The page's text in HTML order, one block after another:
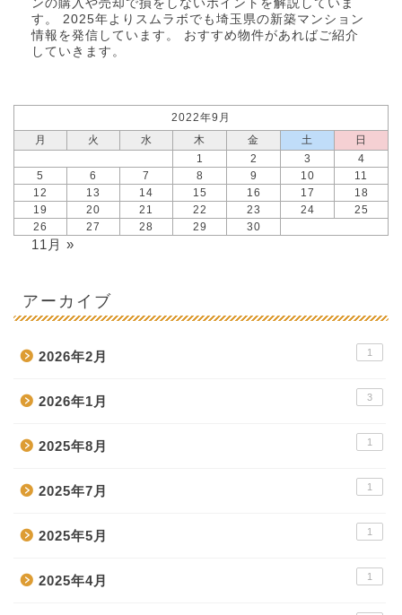
ンの購入や売却で損をしないポイントを解説していま
す。 2025年より スムラボ でも埼玉県の新築マンション
情報を発信しています。 おすすめ物件があればご紹介
していきます。
2022年9月
月
火 水 木 金 土
日
1
2 3
4
5
6 7 8 9 10
11
12
13 14 15 16 17
18
19
20 21 22 23 24
25
26
27 28 29 30
11月 »
アーカイブ
2026年2月 1
2026年1月 3
2025年8月 1
2025年7月 1
2025年5月 1
2025年4月 1